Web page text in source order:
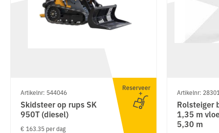
Artikelnr: 544046
Skidsteer op rups SK
950T (diesel)
€ 163.35 per dag
Reserveer
Artikelnr:
Rolsteiger
1,35 m
5,30 m